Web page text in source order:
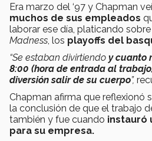
Era marzo del ‘97 y Chapman
muchos de sus empleados
laborar ese día, platicando
Madness , los playoffs del
“Se estaban divirtiendo y cuanto
8:00 (hora de entrada al
diversión salir de su cuerpo”,
Chapman afirma que reflexionó
la conclusión de que el trabajo
también y fue cuando instauró
para su empresa.